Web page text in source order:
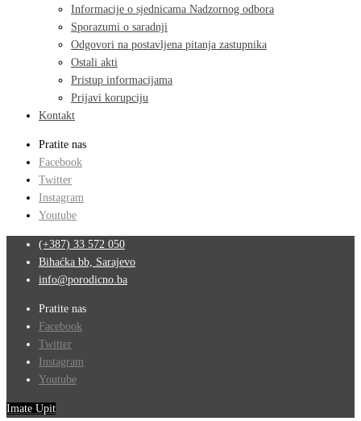
Informacije o sjednicama Nadzornog odbora
Sporazumi o saradnji
Odgovori na postavljena pitanja zastupnika
Ostali akti
Pristup informacijama
Prijavi korupciju
Kontakt
Pratite nas
Facebook
Twitter
Instagram
Youtube
(+387) 33 572 050
Bihaćka bb, Sarajevo
info@porodicno.ba
Pratite nas
Facebook
Twitter
Instagram
Youtube
Imate Upit